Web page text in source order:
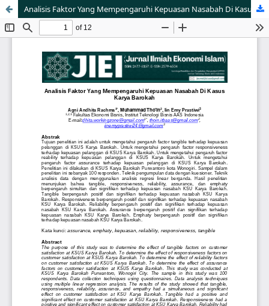
Analisis Faktor Yang Mempengaruhi Kepuasan Nasabah Di Kasus Karya Barokah